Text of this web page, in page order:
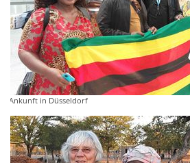
Ankunft in Düsseldorf